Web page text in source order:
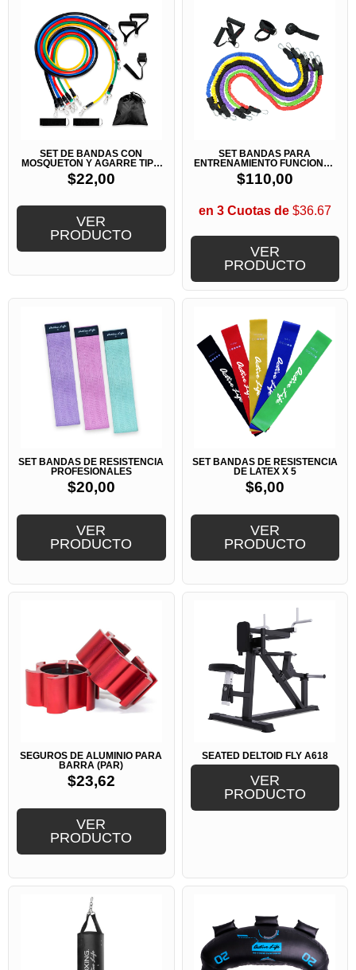
SET DE BANDAS CON
MOSQUETON Y AGARRE TIPO
MANOPLA
$22,00
VER
PRODUCTO
SET BANDAS PARA
ENTRENAMIENTO FUNCIONAL
O CROSSFIT
$110,00
en 3 Cuotas de$36.67
VER
PRODUCTO
SET BANDAS DE RESISTENCIA
PROFESIONALES
$20,00
VER
PRODUCTO
SET BANDAS DE RESISTENCIA
DE LATEX X 5
$6,00
VER
PRODUCTO
SEGUROS DE ALUMINIO PARA
BARRA (PAR)
$23,62
VER
PRODUCTO
SEATED DELTOID FLY A618
VER
PRODUCTO